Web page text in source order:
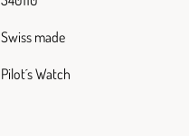
Swiss made
Pilot´s Watch